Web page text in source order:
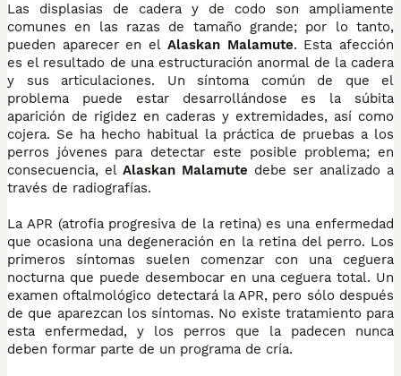
Las displasias de cadera y de codo son ampliamente
comunes en las razas de tamaño grande; por lo tanto,
pueden aparecer en el Alaskan Malamute. Esta afección
es el resultado de una estructuración anormal de la cadera
y sus articulaciones. Un síntoma común de que el
problema puede estar desarrollándose es la súbita
aparición de rigidez en caderas y extremidades, así como
cojera. Se ha hecho habitual la práctica de pruebas a los
perros jóvenes para detectar este posible problema; en
consecuencia, el Alaskan Malamute debe ser analizado a
través de radiografías.
La APR (atrofia progresiva de la retina) es una enfermedad
que ocasiona una degeneración en la retina del perro. Los
primeros síntomas suelen comenzar con una ceguera
nocturna que puede desembocar en una ceguera total. Un
examen oftalmológico detectará la APR, pero sólo después
de que aparezcan los síntomas. No existe tratamiento para
esta enfermedad, y los perros que la padecen nunca
deben formar parte de un programa de cría.